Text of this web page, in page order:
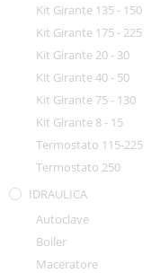
Kit Girante 135 - 150
Kit Girante 175 - 225
Kit Girante 20 - 30
Kit Girante 40 - 50
Kit Girante 75 - 130
Kit Girante 8 - 15
Termostato 115-225
Termostato 250
IDRAULICA
Autoclave
Boiler
Maceratore